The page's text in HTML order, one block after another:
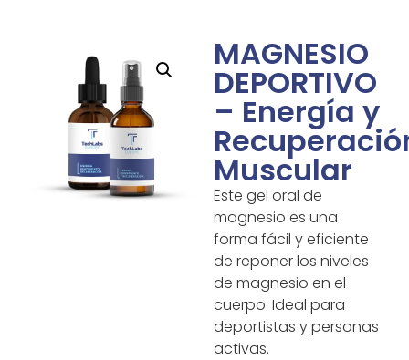
MAGNESIO
DEPORTIVO
– Energía y
Muscular
Este gel oral de
magnesio es una
forma fácil y eficiente
de reponer los niveles
de magnesio en el
cuerpo. Ideal para
deportistas y personas
activas.